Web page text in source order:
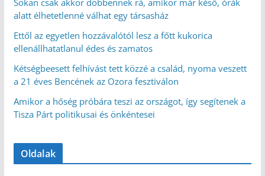
alatt élhetetlenné válhat egy társasház
Ettől az egyetlen hozzávalótól lesz a főtt kukorica
ellenállhatatlanul édes és zamatos
Kétségbeesett felhívást tett közzé a család, nyoma veszett
a 21 éves Bencének az Ozora fesztiválon
Amikor a hőség próbára teszi az országot, így segítenek a
Tisza Párt politikusai és önkéntesei
Oldalak